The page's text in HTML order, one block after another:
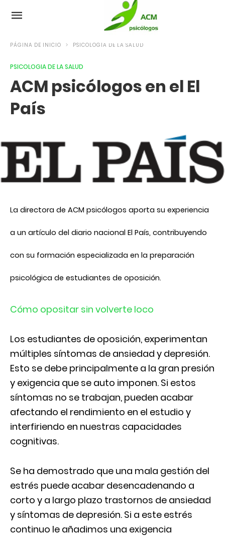
PÁGINA DE INICIO PSICOLOGIA DE LA SALUD
PSICOLOGIA DE LA SALUD
ACM psicólogos en el El
País
La directora de ACM psicólogos aporta su experiencia
a un artículo del diario nacional El País, contribuyendo
con su formación especializada en la preparación
psicológica de estudiantes de oposición.
Cómo opositar sin volverte loco
Los estudiantes de oposición, experimentan
múltiples síntomas de ansiedad y depresión.
Esto se debe principalmente a la gran presión
y exigencia que se auto imponen. Si estos
síntomas no se trabajan, pueden acabar
afectando el rendimiento en el estudio y
interfiriendo en nuestras capacidades
cognitivas.
Se ha demostrado que una mala gestión del
estrés puede acabar desencadenando a
corto y a largo plazo trastornos de ansiedad
y síntomas de depresión. Si a este estrés
continuo le añadimos una exigencia